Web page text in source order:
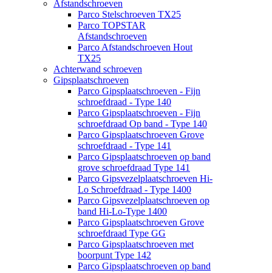
Afstandschroeven
Parco Stelschroeven TX25
Parco TOPSTAR
Afstandschroeven
Parco Afstandschroeven Hout
TX25
Achterwand schroeven
Gipsplaatschroeven
Parco Gipsplaatschroeven - Fijn
schroefdraad - Type 140
Parco Gipsplaatschroeven - Fijn
schroefdraad Op band - Type 140
Parco Gipsplaatschroeven Grove
schroefdraad - Type 141
Parco Gipsplaatschroeven op band
grove schroefdraad Type 141
Parco Gipsvezelplaatschroeven Hi-
Lo Schroefdraad - Type 1400
Parco Gipsvezelplaatschroeven op
band Hi-Lo-Type 1400
Parco Gipsplaatschroeven Grove
schroefdraad Type GG
Parco Gipsplaatschroeven met
boorpunt Type 142
Parco Gipsplaatschroeven op band